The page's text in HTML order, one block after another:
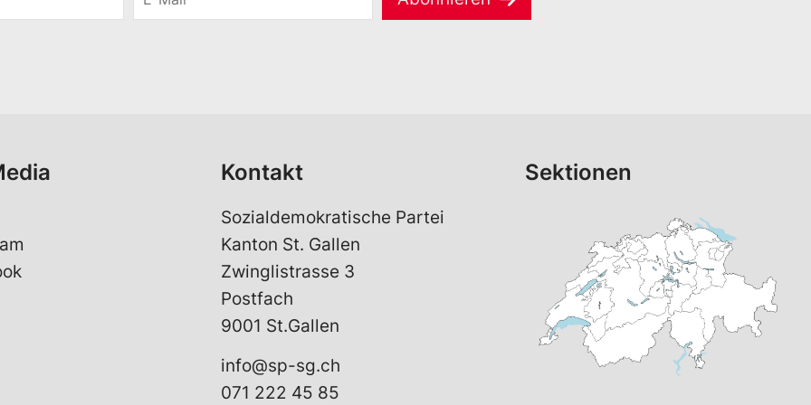
M
Kontakt
Sozialdemokratische Partei
Kanton St. Gallen
Zwinglistrasse 3
Postfach
9001 St.Gallen
info@sp-sg.ch
071 222 45 85
Sektionen